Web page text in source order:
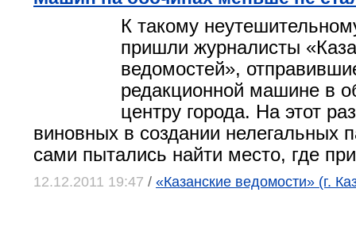
К такому
пришли журналисты
ведомостей»,
редакционной машине в
центру города. На этот
виновных в создании нелегальных
сами пытались найти место, где
12.12.2011 19:47 / «Казанские ведомости» (г.